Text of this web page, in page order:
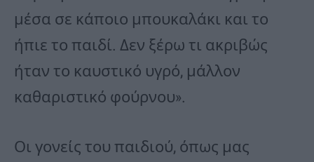
μέσα σε κάποιο μπουκαλάκι και το
ήπιε το παιδί. Δεν ξέρω τι ακριβώς
ήταν το καυστικό υγρό, μάλλον
καθαριστικό φούρνου».
Οι γονείς του παιδιού, όπως μας